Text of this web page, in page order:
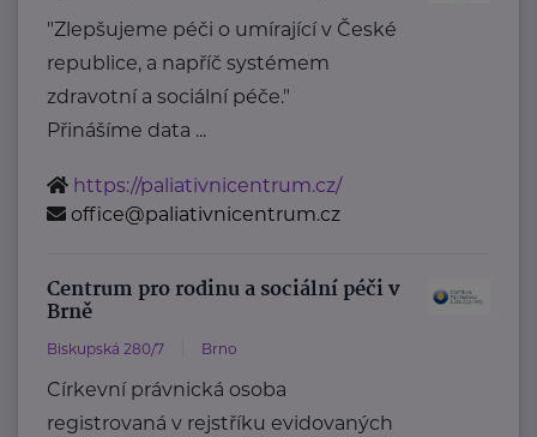
"Zlepšujeme péči o umírající v České
republice, a napříč systémem
zdravotní a sociální péče."
Přinášíme data ...
https://paliativnicentrum.cz/
office@paliativnicentrum.cz
Centrum pro rodinu a sociální péči v
Brně
Biskupská 280/7 Brno
Církevní právnická osoba
registrovaná v rejstříku evidovaných